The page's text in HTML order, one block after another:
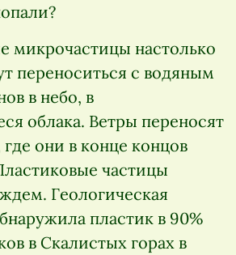
микрочастицы настолько
переноситься с водяным
в небо, в
облака. Ветры переносят
они в конце концов
частицы
Геологическая
пластик в 90%
в Скалистых горах в